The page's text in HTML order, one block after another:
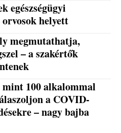
egészségügyi
helyett
megmutathatja,
– a szakértők
100 alkalommal
a COVID-
– nagy bajba